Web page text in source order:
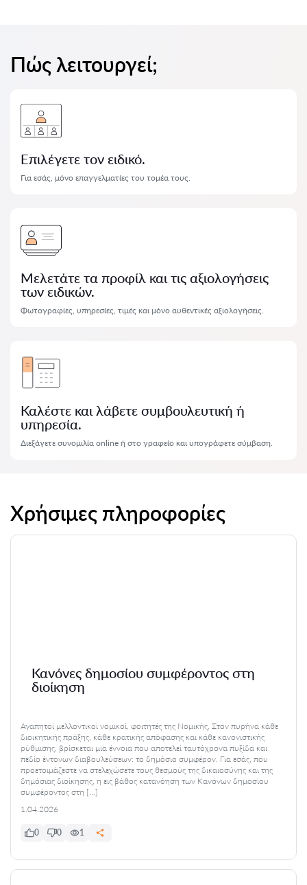
Πώς λειτουργεί;
Επιλέγετε τον ειδικό.
Για εσάς, μόνο επαγγελματίες του τομέα τους.
Μελετάτε τα προφίλ και τις αξιολογήσεις
των ειδικών.
Φωτογραφίες, υπηρεσίες, τιμές και μόνο αυθεντικές αξιολογήσεις.
Καλέστε και λάβετε συμβουλευτική ή
υπηρεσία.
Διεξάγετε συνομιλία online ή στο γραφείο και υπογράφετε σύμβαση.
Χρήσιμες πληροφορίες
Κανόνες δημοσίου συμφέροντος στη
διοίκηση
Αγαπητοί μελλοντικοί νομικοί, φοιτητές της Νομικής, Στον πυρήνα κάθε
διοικητικής πράξης, κάθε κρατικής απόφασης και κάθε κανονιστικής
ρύθμισης, βρίσκεται μια έννοια που αποτελεί ταυτόχρονα πυξίδα και
πεδίο έντονων διαβουλεύσεων: το δημόσιο συμφέρον. Για εσάς, που
προετοιμάζεστε να στελεχώσετε τους θεσμούς της δικαιοσύνης και της
δημόσιας διοίκησης, η εις βάθος κατανόηση των Κανόνων δημοσίου
συμφέροντος στη […]
1.04.2026
0 0 1